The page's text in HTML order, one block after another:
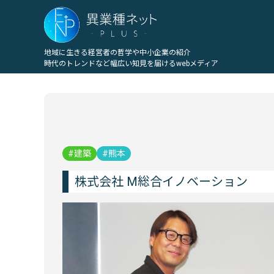
地域に生きる経営者の哲学や中小企業の紹介
時代のトレンドなど幅広い知見を届けるwebメディア
建築 熊本
株式会社 M総合イノベーション